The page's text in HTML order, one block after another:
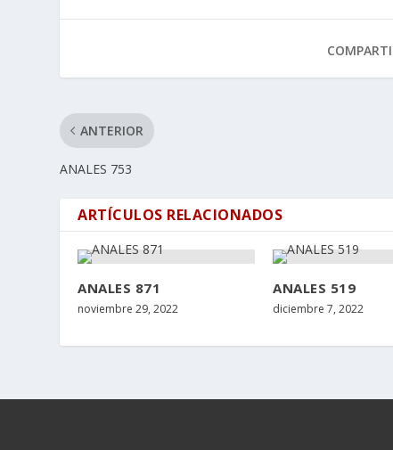
ANTERIOR
ANALES 753
ARTÍCULOS RELACIONADOS
ANALES 871
noviembre 29, 2022
ANALES 519
diciembre 7, 2022